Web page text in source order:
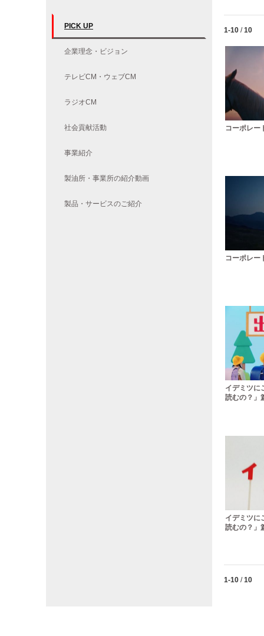
PICK UP
企業理念・ビジョン
テレビCM・ウェブCM
ラジオCM
社会貢献活動
事業紹介
製油所・事業所の紹介動画
製品・サービスのご紹介
Currently
1-10 / 10
コーポレー
コーポレー
イデミツに
読むの？」
イデミツに
読むの？」
Currently
1-10 / 10